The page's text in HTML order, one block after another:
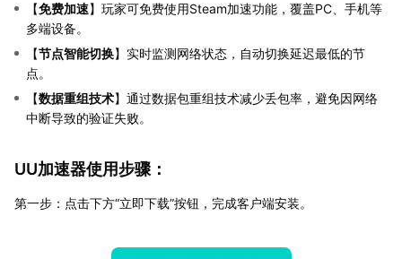
【免费加速】玩家可免费使用Steam加速功能，覆盖PC、手机等
多端设备。
【节点智能切换】实时监测网络状态，自动切换延迟最低的节
点。
【数据重组技术】通过数据包重组技术减少丢包率，避免因网络
中断导致的验证失败。
UU加速器使用步骤：
第一步：点击下方“立即下载”按钮，完成客户端安装。